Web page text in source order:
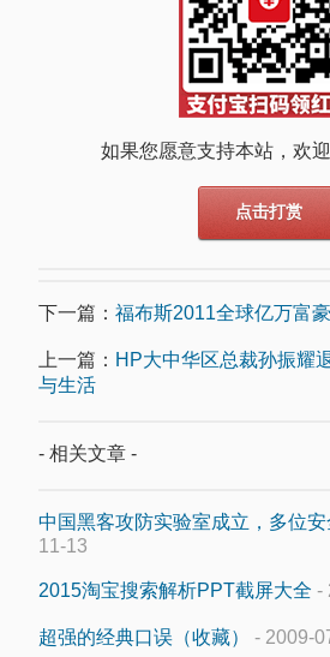
如果您愿意支持本站，欢
点击打赏
下一篇： 福布斯2011全球亿万富
上一篇： HP大中华区总裁孙振耀
与生活
- 相关文章 -
中国黑客攻防实验室成立，多位
11-13
2015淘宝搜索解析PPT截屏大全 -
超强的经典口误（收藏） - 2009-